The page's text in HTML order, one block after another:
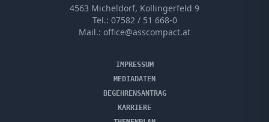
4563 Micheldorf, Kollingerfeld 9
Tel.: 07582 / 51 668-0
Mail.: office@asscompact.at
IMPRESSUM
MEDIADATEN
BEGEHRENSANTRAG
KARRIERE